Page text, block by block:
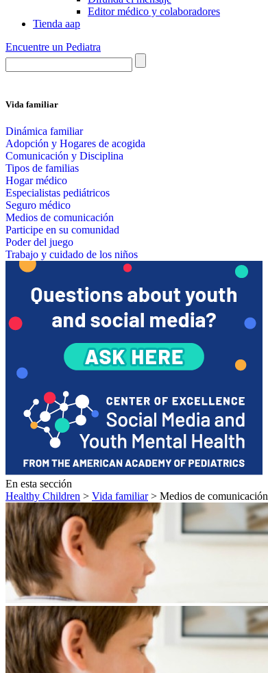
Editor médico y colaboradores
Tienda aap
Encuentre un Pediatra
Vida familiar
Dinámica familiar
Adopción y Hogares de acogida
Comunicación y Disciplina
Tipos de familias
Hogar médico
Especialistas pediátricos
Seguro médico
Medios de comunicación
Participe en su comunidad
Poder del juego
Trabajo y cuidado de los niños
En esta sección
Healthy Children > Vida familiar> Medios de comunicación